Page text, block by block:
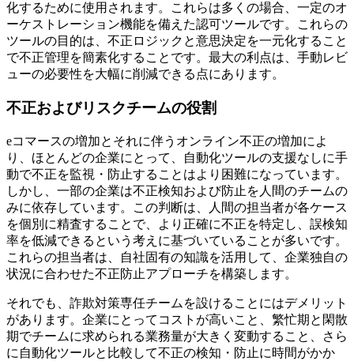
化するために使用されます。これらは多くの場合、一定のオ
ーケストレーション機能を備えた認可ツールです。これらの
ツールの目的は、不正ロジックと意思決定を一元化すること
で不正管理を簡素化することです。最大の利点は、手動レビ
ューの必要性を大幅に削減できる点にあります。
不正およびリスクチームの役割
eコマースの増加とそれに伴うオンライン不正の増加によ
り、ほとんどの企業にとって、自動化ツールの支援なしに手
動で不正を監視・防止することはより困難になっています。
しかし、一部の企業は不正検知および防止を人間のチームの
みに依存しています。この判断は、人間の担当者が各ケース
を個別に精査することで、より正確に不正を特定し、誤検知
率を低減できるという考えに基づいていることが多いです。
これらの担当者は、自社固有の知識を活用して、企業独自の
状況に合わせた不正防止アプローチを構築します。
それでも、詐欺対策専任チームを設けることにはデメリット
があります。企業にとってコストが高いこと、繁忙期と閑散
期でチームに求められる業務量が大きく変動すること、さら
に自動化ツールと比較して不正の検知・防止に時間がかか